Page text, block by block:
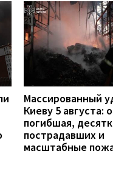
Массированный
Киеву 5 августа:
погибшая,
пострадавших и
масштабные